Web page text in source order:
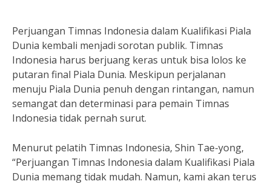
Perjuangan Timnas Indonesia dalam Kualifikasi Piala
Dunia kembali menjadi sorotan publik. Timnas
Indonesia harus berjuang keras untuk bisa lolos ke
putaran final Piala Dunia. Meskipun perjalanan
menuju Piala Dunia penuh dengan rintangan, namun
semangat dan determinasi para pemain Timnas
Indonesia tidak pernah surut.
Menurut pelatih Timnas Indonesia, Shin Tae-yong,
“Perjuangan Timnas Indonesia dalam Kualifikasi Piala
Dunia memang tidak mudah. Namun, kami akan terus